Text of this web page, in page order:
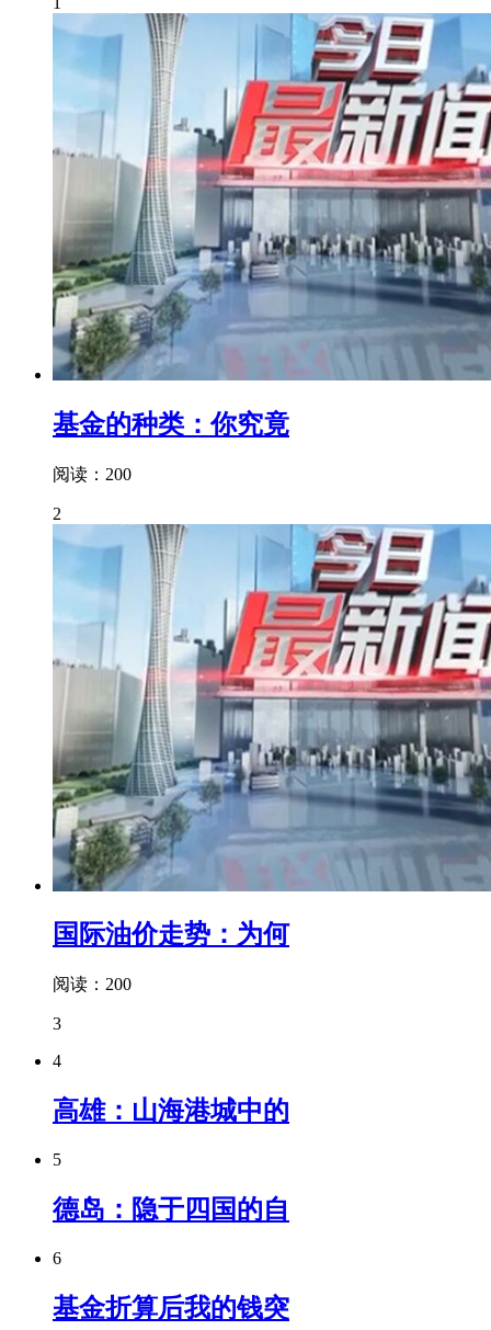
基金的种类：你究竟
阅读：200
2
国际油价走势：为何
阅读：200
3
4
高雄：山海港城中的
5
德岛：隐于四国的自
6
基金折算后我的钱突